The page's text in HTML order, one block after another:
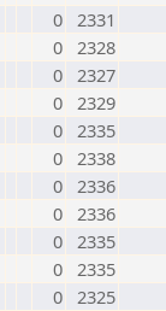
0 2331
0 2328
0 2327
0 2329
0 2335
0 2338
0 2336
0 2336
0 2335
0 2335
0 2325